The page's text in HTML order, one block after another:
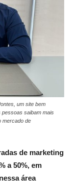
um site bem
pessoas saibam mais
mercado de
de marketing
a 50%, em
área